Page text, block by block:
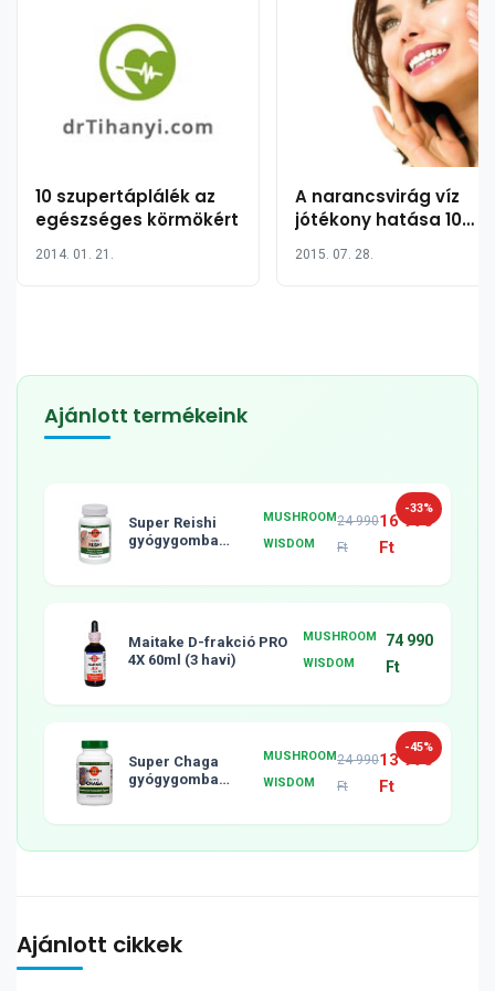
10 szupertáplálék az
egészséges körmökért
2014. 01. 21.
A narancsvirág víz
jótékony hatása 10
2015. 07. 28.
Ajánlott termékeink
-33%
Super Reishi
gyógygomba
MUSHROOM
WISDOM
24 990
Ft
16 990
Ft
Maitake D-frakció PRO
4X 60ml (3 havi)
MUSHROOM
WISDOM
74 990
Ft
-45%
Super Chaga
gyógygomba
MUSHROOM
WISDOM
24 990
Ft
13 990
Ft
Ajánlott cikkek